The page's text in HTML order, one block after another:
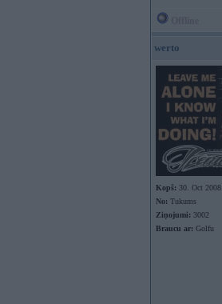
werto
Kopš: 30. Oct 2008
No: Tukums
Ziņojumi: 3002
Braucu ar: Golfu